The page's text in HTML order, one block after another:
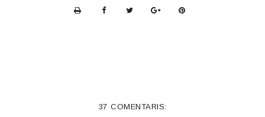
37 COMENTARIS: